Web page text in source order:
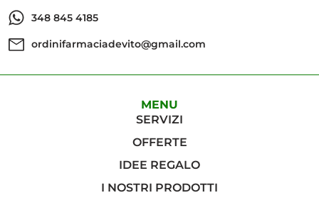
348 845 4185
ordinifarmaciadevito@gmail.com
MENU
SERVIZI
OFFERTE
IDEE REGALO
I NOSTRI PRODOTTI